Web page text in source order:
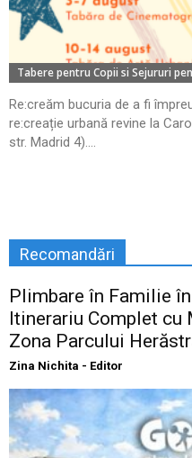
Tabere pentru Copii si Sejururi
Re:creăm bucuria de a fi
re:creație urbană revine la
str. Madrid 4)....
Recomandări
Plimbare în Familie
Itinerariu Complet
Zona Parcului
Zina Nichita - Editor